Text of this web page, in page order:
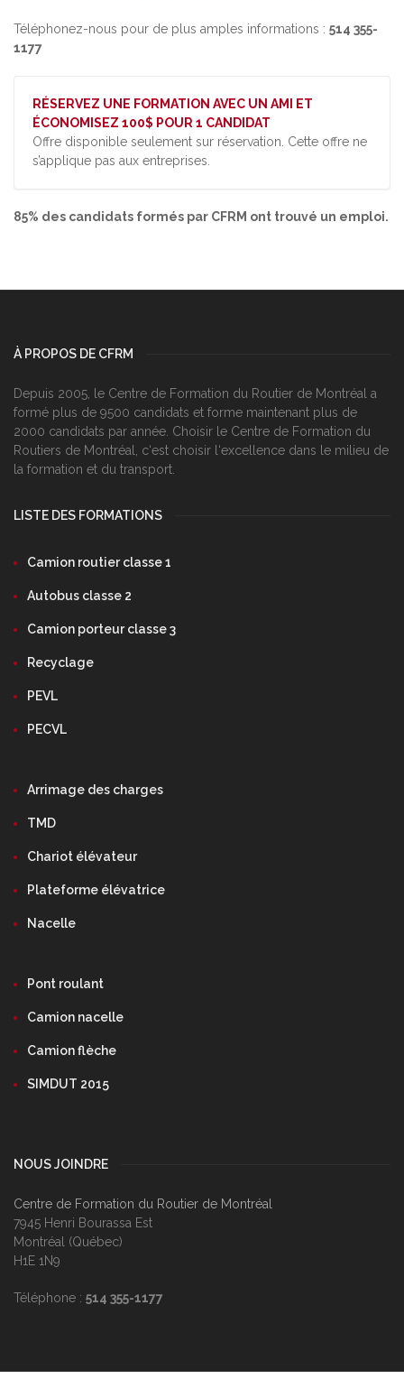
Téléphonez-nous pour de plus amples informations : 514 355-
1177
RÉSERVEZ UNE FORMATION AVEC UN AMI ET
ÉCONOMISEZ 100$ POUR 1 CANDIDAT
Offre disponible seulement sur réservation. Cette offre ne
s’applique pas aux entreprises.
85% des candidats formés par CFRM ont trouvé un emploi.
À PROPOS DE CFRM
Depuis 2005, le Centre de Formation du Routier de Montréal a
formé plus de 9500 candidats et forme maintenant plus de
2000 candidats par année. Choisir le Centre de Formation du
Routiers de Montréal, c‘est choisir l‘excellence dans le milieu de
la formation et du transport.
LISTE DES FORMATIONS
Camion routier classe 1
Autobus classe 2
Camion porteur classe 3
Recyclage
PEVL
PECVL
Arrimage des charges
TMD
Chariot élévateur
Plateforme élévatrice
Nacelle
Pont roulant
Camion nacelle
Camion flèche
SIMDUT 2015
NOUS JOINDRE
Centre de Formation du Routier de Montréal
7945 Henri Bourassa Est
Montréal (Québec)
H1E 1N9
Téléphone : 514 355-1177